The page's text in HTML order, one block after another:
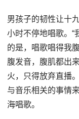
男孩子的韧性让十
小时不停地唱歌。“
的是，唱歌唱得我
腹发音，腹肌都出
火，只得放弃直播
与音乐相关的事情
海唱歌。